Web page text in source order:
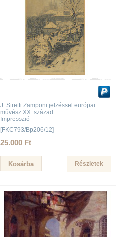
J. Stretti Zamponi jelzéssel európai
művész XX. század
Impresszió
[FKC793/Bp206/12]
25.000 Ft
Részletek